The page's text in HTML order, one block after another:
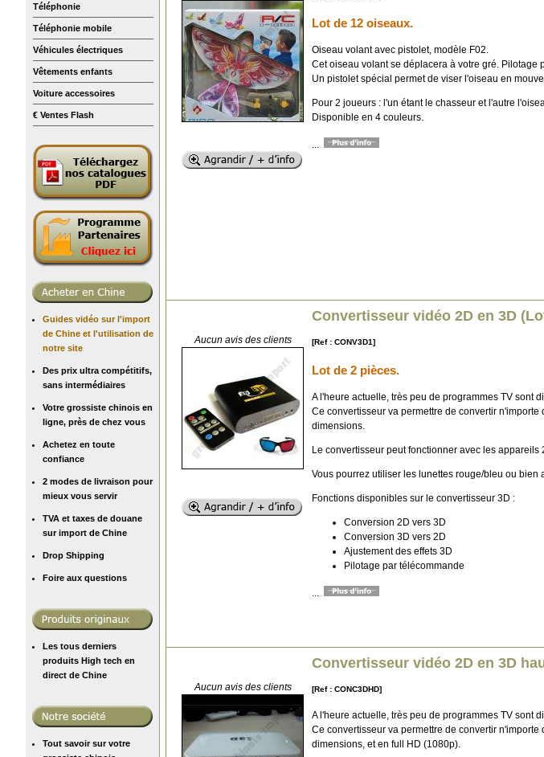
Téléphonie
Téléphonie mobile
Véhicules électriques
Vêtements enfants
Voiture accessoires
€ Ventes Flash
Guides vidéo sur l'import
de Chine et l'utilisation de
notre site
Des prix ultra compétitifs,
sans intermédiaires
Votre grossiste chinois en
ligne, près de chez vous
Achetez en toute
confiance
2 modes de livraison pour
mieux vous servir
TVA et taxes de douane
sur import de Chine
Drop Shipping
Foire aux questions
Les tous derniers
produits High tech en
direct de Chine
Tout savoir sur votre
Lot de 12 oiseaux.
Oiseau volant avec pistolet, modèle F02.
Cet oiseau volant se déplacera à votre gré. Pilotage
Un pistolet spécial permet de viser l'oiseau en
Pour 2 joueurs : l'un étant le chasseur et l'autre
Disponible en 4 couleurs.
Aucun avis des clients
Convertisseur vidéo 2D en 3D
[Ref : CONV3D1]
Lot de 2 pièces.
A l'heure actuelle, très peu de programmes TV sont
Ce convertisseur va permettre de convertir
dimensions.
Le convertisseur peut fonctionner avec les appareils
Vous pourrez utiliser les lunettes rouge/bleu ou bien
Fonctions disponibles sur le convertisseur 3D :
Conversion 2D vers 3D
Conversion 3D vers 2D
Ajustement des effets 3D
Pilotage par télécommande
Aucun avis des clients
Convertisseur vidéo 2D en 3D
[Ref : CONC3DHD]
A l'heure actuelle, très peu de programmes TV sont
Ce convertisseur va permettre de convertir
dimensions, et en full HD (1080p).